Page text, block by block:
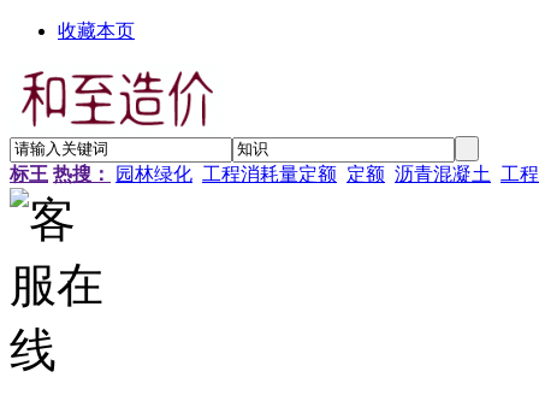
收藏本页
标王 热搜： 园林绿化 工程消耗量定额 定额 沥青混凝土 工程